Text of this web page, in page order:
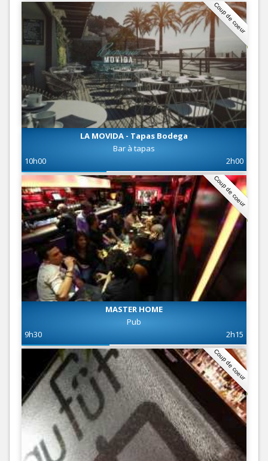
Coup de coeur
LA MOVIDA - Tapas Bodega
Bar à tapas
10h00
2h00
Coup de coeur
MASTER HOME
Pub
9h30
2h15
Coup de coeur